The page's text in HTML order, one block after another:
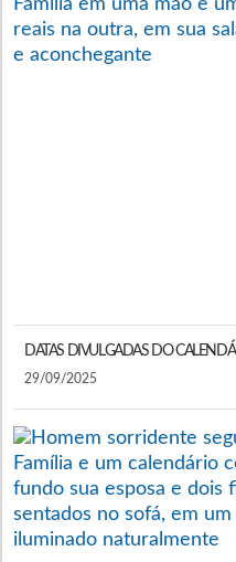
DATAS DIVULGADAS DO
29/09/2025